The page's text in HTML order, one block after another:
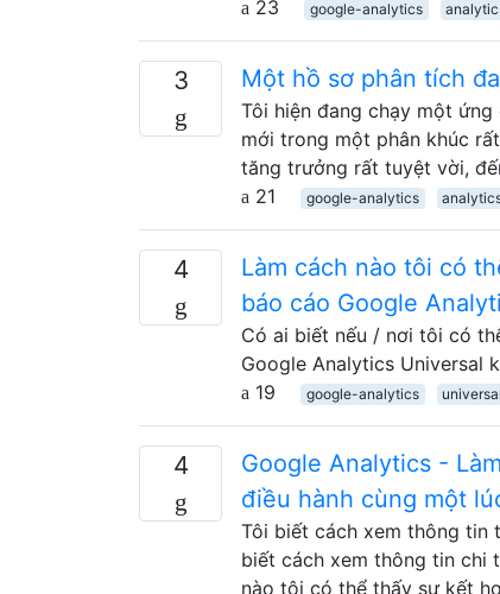
23
google-analytics
3 Một hồ sơ phân tích
Tôi hiện đang chạy một
mới trong một phân khúc
tăng trưởng rất tuyệt vời,
21
google-analytics
4
Làm cách nào tôi có
báo cáo Google
Có ai biết nếu / nơi tôi có
Google Analytics Universal
19
google-analytics
4
Google Analytics -
điều hành cùng một
Tôi biết cách xem thông tin
biết cách xem thông tin chi
nào tôi có thể thấy sự kết